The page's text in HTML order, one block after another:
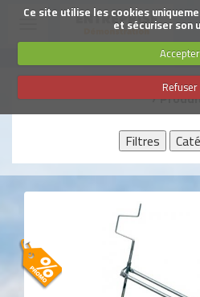
Ce site utilise les cookies
et sécuriser son
Accepter
Refuser
Aller
contenu
navigation
SUIVEZ-
7
Filtres